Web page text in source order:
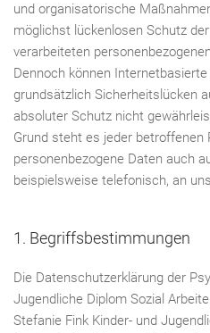
und organisatorische
möglichst lückenlosen Schutz
verarbeiteten
Dennoch können
grundsätzlich Sicherheitslücken
absoluter Schutz nicht
Grund steht es jeder betroffenen
personenbezogene Daten auch
beispielsweise telefonisch, an
1. Begriffsbestimmungen
Die Datenschutzerklärung der
Jugendliche Diplom Sozial
Stefanie Fink Kinder- und